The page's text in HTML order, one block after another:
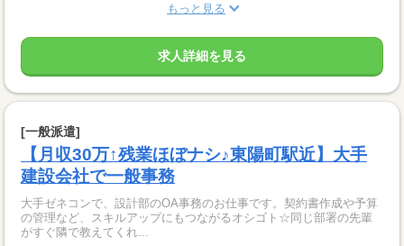
もっと見る
求人詳細を見る
[一般派遣]
【月収30万↑残業ほぼナシ♪東陽町駅近】大手
建設会社で一般事務
大手ゼネコンで、設計部のOA事務のお仕事です。契約書作成や予算
の管理など、スキルアップにもつながるオシゴト☆同じ部署の先輩
がすぐ隣で教えてくれ...